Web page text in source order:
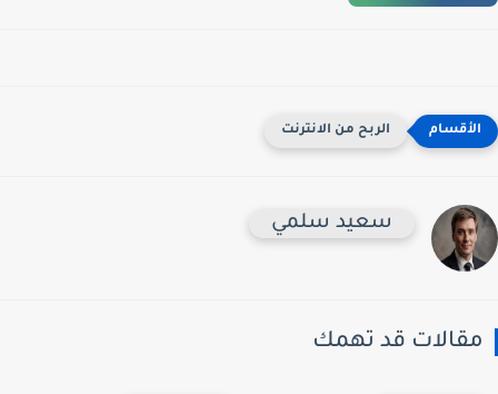
الربح من الانترنت
سعيد سلمي
مقالات قد تهمك